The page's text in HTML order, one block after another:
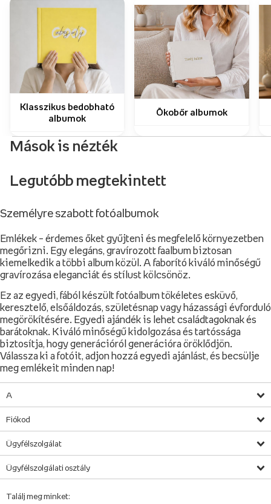
Klasszikus bedobható
albumok
Ökobőr albumok
Mások is nézték
Legutóbb megtekintett
Személyre szabott fotóalbumok
Emlékek – érdemes őket gyűjteni és megfelelő környezetben
megőrizni. Egy elegáns, gravírozott faalbum biztosan
kiemelkedik a többi album közül. A faborító kiváló minőségű
gravírozása eleganciát és stílust kölcsönöz.
Ez az egyedi, fából készült fotóalbum tökéletes esküvő,
keresztelő, elsőáldozás, születésnap vagy házassági évforduló
megörökítésére. Egyedi ajándék is lehet családtagoknak és
barátoknak. Kiváló minőségű kidolgozása és tartóssága
biztosítja, hogy generációról generációra öröklődjön.
Válassza ki a fotóit, adjon hozzá egyedi ajánlást, és becsülje
meg emlékeit minden nap!
A
Fiókod
Ügyfélszolgálat
Ügyfélszolgálati osztály
Találj meg minket: